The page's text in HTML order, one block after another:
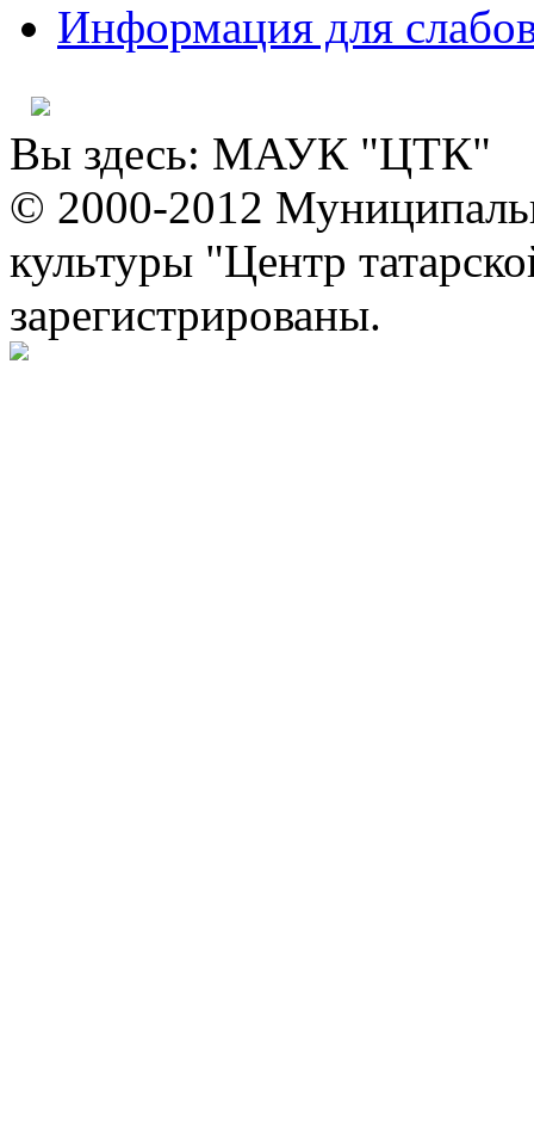
Информация для
Вы здесь: МАУК "ЦТК"
© 2000-2012
культуры "Центр
зарегистрированы.